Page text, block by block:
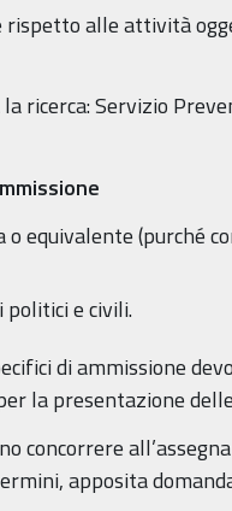
alle attività
ricerca: Servizio
equivalente (purché
e civili.
di ammissione
la presentazione
concorrere
apposita